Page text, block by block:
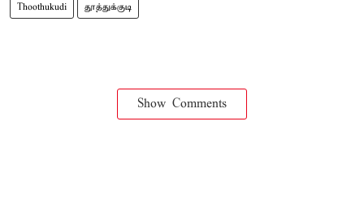
Thoothukudi தூத்துக்குடி
Show Comments